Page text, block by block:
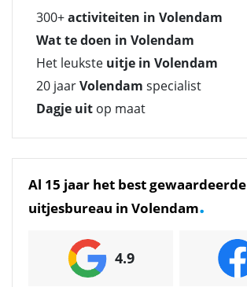
300+activiteiten in Volendam
Wat te doen in Volendam
Het leukste uitje in Volendam
20 jaarVolendam specialist
Dagje uit op maat
Al 15 jaar het best gewaardeerde
uitjesbureau in Volendam.
4.9